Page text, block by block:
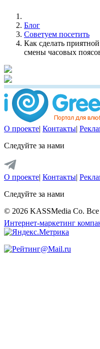
Блог
Советуем посетить
Как сделать
смены часовых
О проекте| Контакты|
Следуйте за нами
О проекте| Контакты|
Следуйте за нами
© 2026 KASSMedia Co.
Интернет-маркетинг